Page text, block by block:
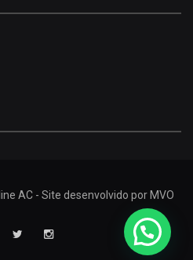
AC - Site desenvolvido por MVO